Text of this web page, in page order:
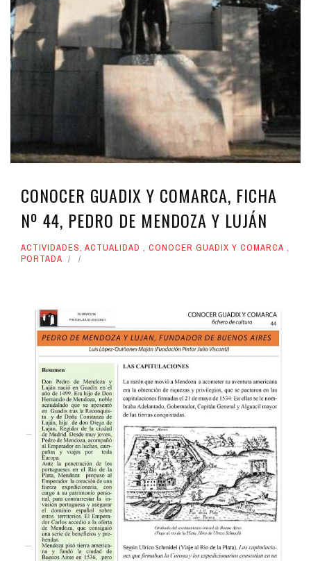
CONOCER GUADIX Y COMARCA, FICHA
Nº 44, PEDRO DE MENDOZA Y LUJÁN
ACTIVIDADES, ACTUALIDAD , CONOCER GUADIX Y COMARCA ,
PORTADA